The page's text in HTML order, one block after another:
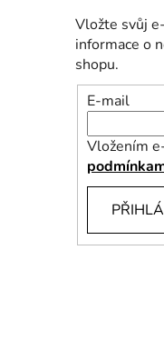
Vložte svůj
informace o
shopu.
E-mail
Vložením